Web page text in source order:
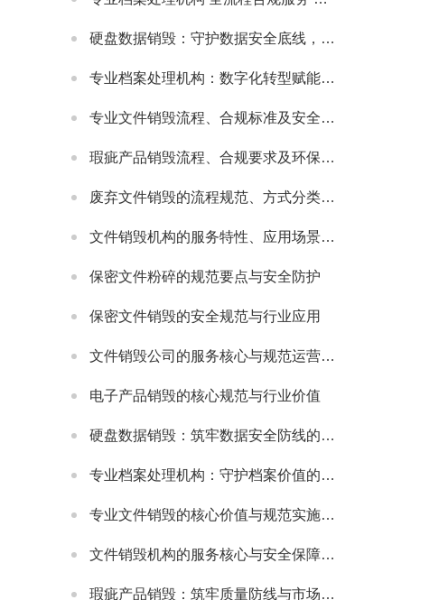
硬盘数据销毁：守护数据安全底线，主流服务公司实力解析
专业档案处理机构：数字化转型赋能，主流机构实力与行业发展解析
专业文件销毁流程、合规标准及安全防护指南
瑕疵产品销毁流程、合规要求及环保处理指南
废弃文件销毁的流程规范、方式分类及安全注意事项
文件销毁机构的服务特性、应用场景及选型要点解析
保密文件粉碎的规范要点与安全防护
保密文件销毁的安全规范与行业应用
文件销毁公司的服务核心与规范运营要点
电子产品销毁的核心规范与行业价值
硬盘数据销毁：筑牢数据安全防线的关键举措
专业档案处理机构：守护档案价值的规范化服务载体
专业文件销毁的核心价值与规范实施指南
文件销毁机构的服务核心与安全保障体系
瑕疵产品销毁：筑牢质量防线与市场规范的重要举措